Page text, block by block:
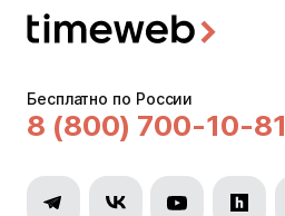
Бесплатно по России
8 (800) 700-10-81